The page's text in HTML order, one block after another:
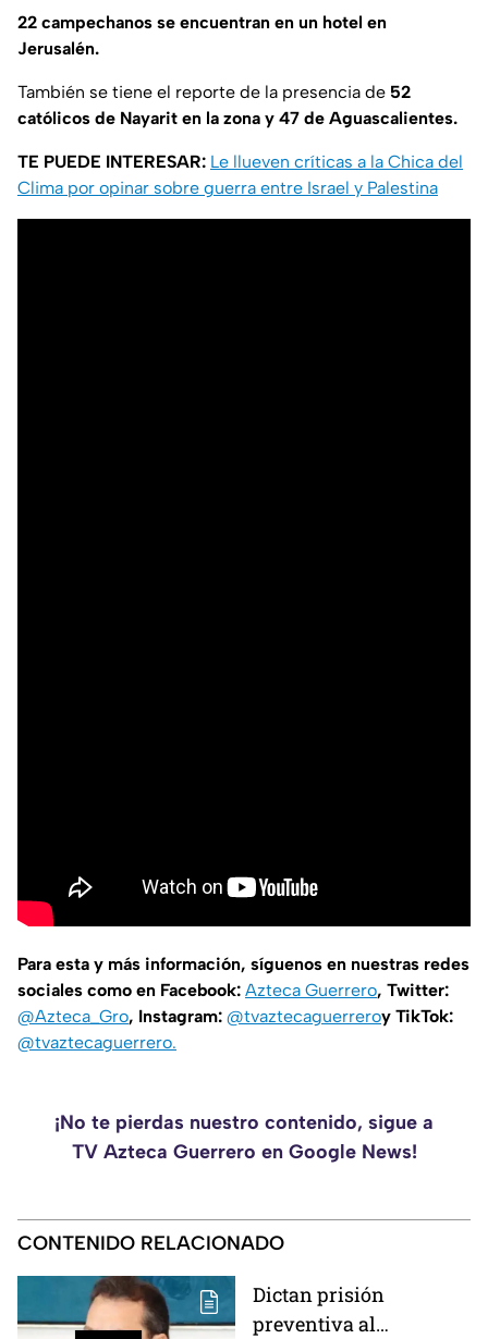
22 campechanos se encuentran en un hotel en
Jerusalén.
También se tiene el reporte de la presencia de 52
católicos de Nayarit en la zona y 47 de Aguascalientes.
TE PUEDE INTERESAR: Le llueven críticas a la Chica del
Clima por opinar sobre guerra entre Israel y Palestina
Para esta y más información, síguenos en nuestras redes
sociales como en Facebook: Azteca Guerrero, Twitter:
@Azteca_Gro, Instagram: @tvaztecaguerreroy TikTok:
@tvaztecaguerrero.
¡No te pierdas nuestro contenido, sigue a
TV Azteca Guerrero en Google News!
CONTENIDO RELACIONADO
Dictan prisión
preventiva al